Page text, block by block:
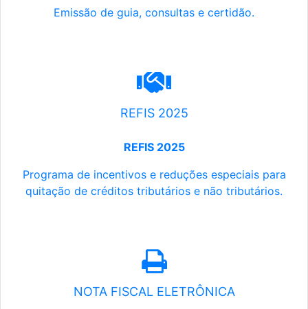
Emissão de guia, consultas e certidão.
REFIS 2025
REFIS 2025
Programa de incentivos e reduções especiais para
quitação de créditos tributários e não tributários.
NOTA FISCAL ELETRÔNICA